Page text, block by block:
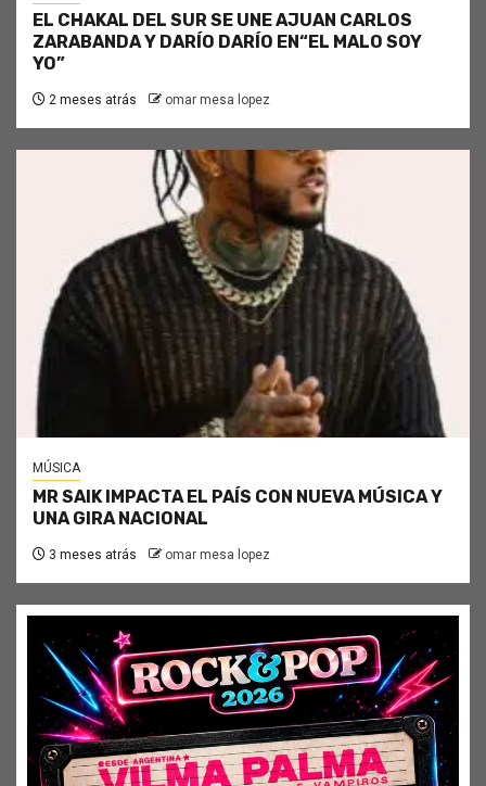
EL CHAKAL DEL SUR SE UNE AJUAN CARLOS
ZARABANDA Y DARÍO DARÍO EN“EL MALO SOY
YO”
2 meses atrás omar mesa lopez
MÚSICA
MR SAIK IMPACTA EL PAÍS CON NUEVA MÚSICA Y
UNA GIRA NACIONAL
3 meses atrás omar mesa lopez